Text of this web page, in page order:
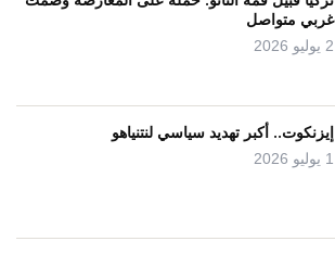
غربي متواصل
2 يوليو 2026
إيزنكوت.. أكبر تهديد سياسي لنتنياهو
1 يوليو 2026